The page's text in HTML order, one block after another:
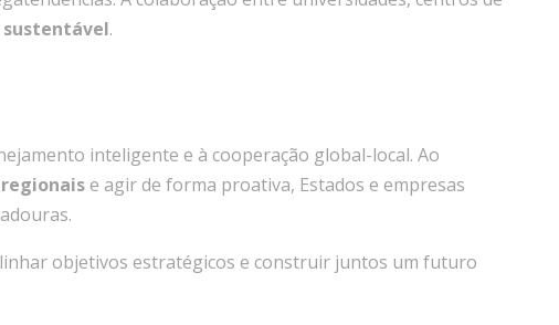
sustentável.
inteligente e à cooperação global-local. Ao
e agir de forma proativa, Estados e empresas
objetivos estratégicos e construir juntos um futuro